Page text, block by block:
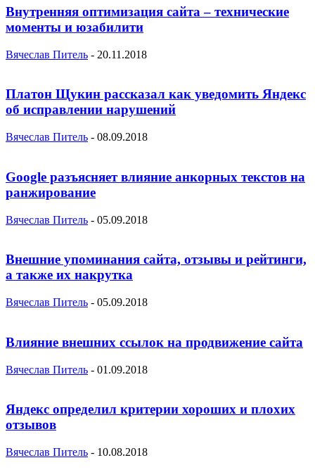
Внутренняя оптимизация сайта – технические
моменты и юзабилити
Вячеслав Питель - 20.11.2018
Платон Щукин рассказал как уведомить Яндекс
об исправлении нарушений
Вячеслав Питель - 08.09.2018
Google разъясняет влияние анкорных текстов на
ранжирование
Вячеслав Питель - 05.09.2018
Внешние упоминания сайта, отзывы и рейтинги,
а также их накрутка
Вячеслав Питель - 05.09.2018
Влияние внешних ссылок на продвижение сайта
Вячеслав Питель - 01.09.2018
Яндекс определил критерии хороших и плохих
отзывов
Вячеслав Питель - 10.08.2018